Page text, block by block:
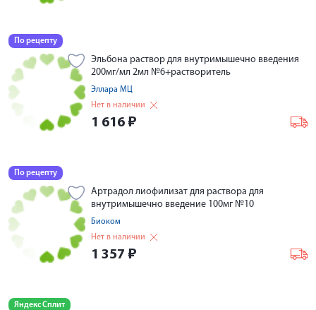
По рецепту
Эльбона раствор для внутримышечно введения
200мг/мл 2мл №6+растворитель
Эллара МЦ
Нет в наличии
1 616 ₽
По рецепту
Артрадол лиофилизат для раствора для
внутримышечно введение 100мг №10
Биоком
Нет в наличии
1 357 ₽
Яндекс Сплит